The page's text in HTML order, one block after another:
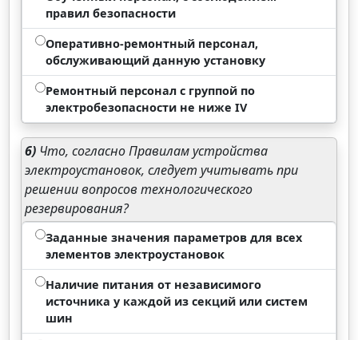
правил безопасности
Оперативно-ремонтный персонал,
обслуживающий данную установку
Ремонтный персонал с группой по
электробезопасности не ниже IV
6) Что, согласно Правилам устройства
электроустановок, следует учитывать при
решении вопросов технологического
резервирования?
Заданные значения параметров для всех
элементов электроустановок
Наличие питания от независимого
источника у каждой из секций или систем
шин